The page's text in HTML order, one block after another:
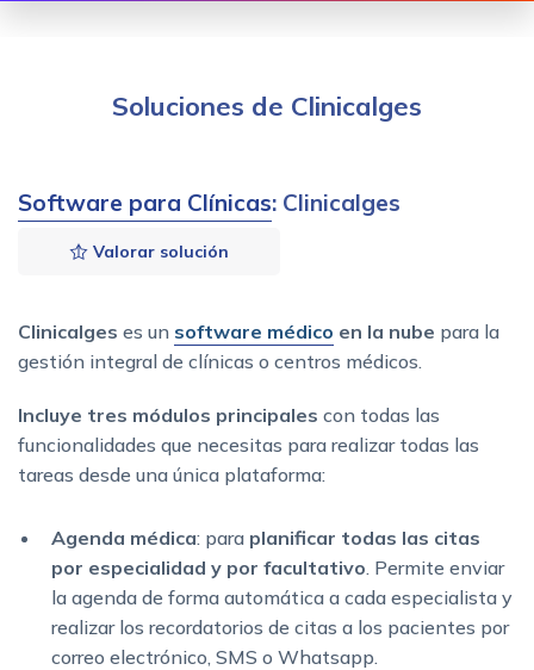
Soluciones de Clinicalges
Software para Clínicas: Clinicalges
Valorar solución
Clinicalges es un software médico en la nube para la
gestión integral de clínicas o centros médicos.
Incluye tres módulos principales con todas las
funcionalidades que necesitas para realizar todas las
tareas desde una única plataforma:
Agenda médica: para planificar todas las citas
por especialidad y por facultativo . Permite enviar
la agenda de forma automática a cada especialista y
realizar los recordatorios de citas a los pacientes por
correo electrónico, SMS o Whatsapp.